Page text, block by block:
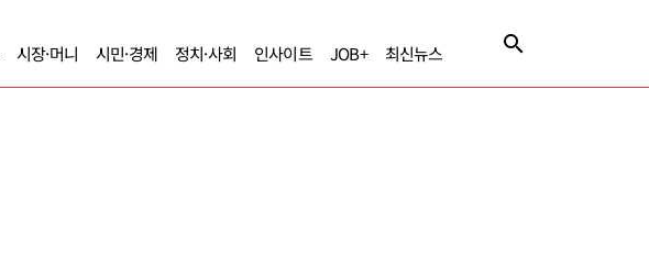
시장·머니 시민·경제 정치·사회 인사이트 JOB+ 최신뉴스